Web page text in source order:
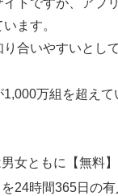
トですが、アプ
ます。
合いやすいとし
1,000万組を超え
女ともに【無料】
24時間365日の